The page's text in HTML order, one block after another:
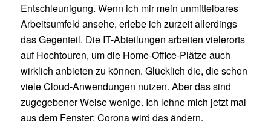
Entschleunigung. Wenn ich mir mein unmittelbares
Arbeitsumfeld ansehe, erlebe ich zurzeit allerdings
das Gegenteil. Die IT-Abteilungen arbeiten vielerorts
auf Hochtouren, um die Home-Office-Plätze auch
wirklich anbieten zu können. Glücklich die, die schon
viele Cloud-Anwendungen nutzen. Aber das sind
zugegebener Weise wenige. Ich lehne mich jetzt mal
aus dem Fenster: Corona wird das ändern.